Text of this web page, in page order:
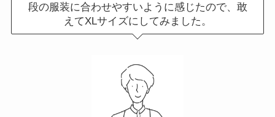
段の服装に合わせやすいように感じたので、敢
えてXLサイズにしてみました。